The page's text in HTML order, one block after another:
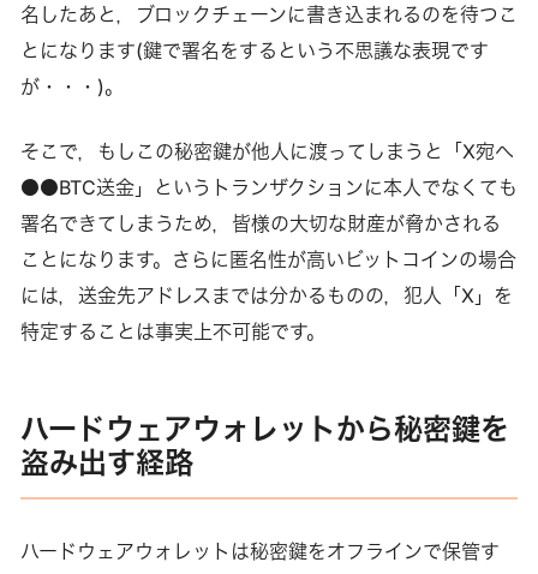
名したあと，ブロックチェーンに書き込まれるのを待つこ
とになります(鍵で署名をするという不思議な表現です
が・・・)。
そこで，もしこの秘密鍵が他人に渡ってしまうと「X宛へ
●●BTC送金」というトランザクションに本人でなくても
署名できてしまうため，皆様の大切な財産が脅かされる
ことになります。さらに匿名性が高いビットコインの場合
には，送金先アドレスまでは分かるものの，犯人「X」を
特定することは事実上不可能です。
ハードウェアウォレットから秘密鍵を
盗み出す経路
ハードウェアウォレットは秘密鍵をオフラインで保管す